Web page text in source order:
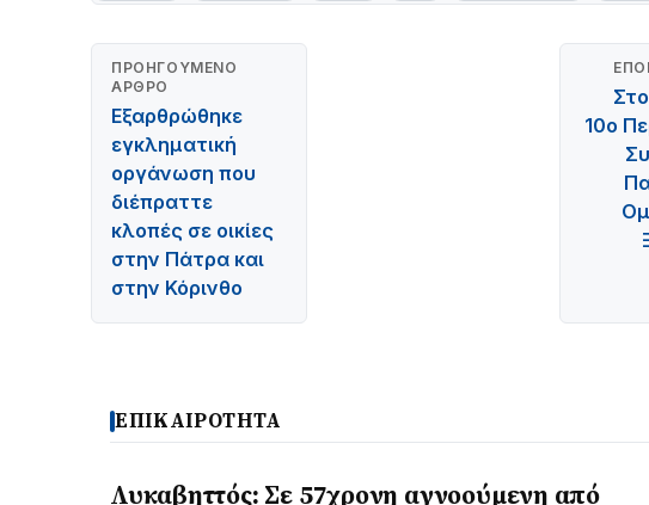
ΠΡΟΗΓΟΎΜΕΝΟ
ΆΡΘΡΟ
Εξαρθρώθηκε
εγκληματική
οργάνωση που
διέπραττε
κλοπές σε οικίες
στην Πάτρα και
στην Κόρινθο
10ο
ΕΠΙΚΑΙΡΟΤΗΤΑ
Λυκαβηττός: Σε 57χρονη αγνοούμενη από